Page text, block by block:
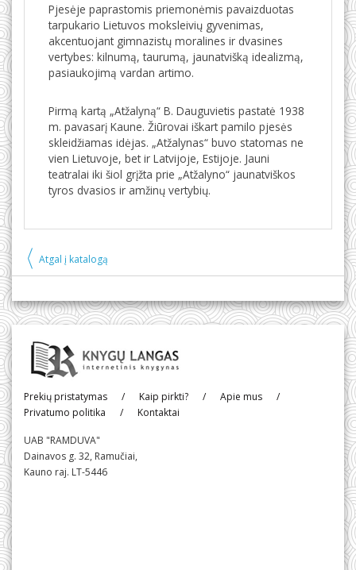
Pjesėje paprastomis priemonėmis pavaizduotas
tarpukario Lietuvos moksleivių gyvenimas,
akcentuojant gimnazistų moralines ir dvasines
vertybes: kilnumą, taurumą, jaunatvišką idealizmą,
pasiaukojimą vardan artimo.
Pirmą kartą „Atžalyną“ B. Dauguvietis pastatė 1938
m. pavasarį Kaune. Žiūrovai iškart pamilo pjesės
skleidžiamas idėjas. „Atžalynas“ buvo statomas ne
vien Lietuvoje, bet ir Latvijoje, Estijoje. Jauni
teatralai iki šiol grįžta prie „Atžalyno“ jaunatviškos
tyros dvasios ir amžinų vertybių.
Atgal į katalogą
Prekių pristatymas / Kaip pirkti? / Apie mus
/
Privatumo politika
/ Kontaktai
UAB "RAMDUVA"
Dainavos g. 32, Ramučiai,
Kauno raj. LT-5446